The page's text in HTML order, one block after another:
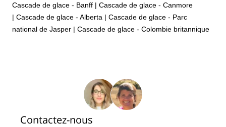
Cascade de glace - Banff | Cascade de glace - Canmore
| Cascade de glace - Alberta | Cascade de glace - Parc
national de Jasper | Cascade de glace - Colombie britannique
Contactez-nous